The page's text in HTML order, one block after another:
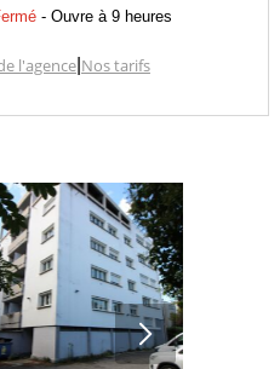
- Ouvre à 9 heures
l'agence| Nos tarifs